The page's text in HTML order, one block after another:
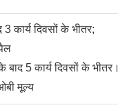
कार्य दिवसों के भीतर;
5 कार्य दिवसों के भीतर।
मूल्य